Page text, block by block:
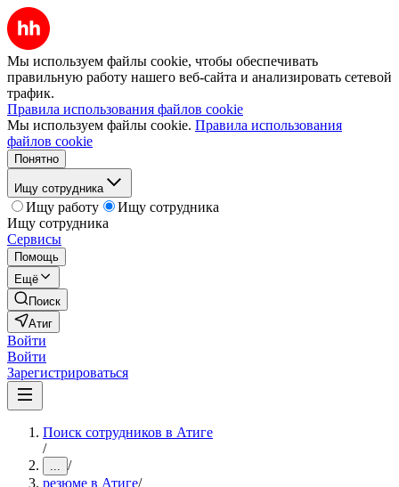
Мы используем файлы cookie, чтобы обеспечивать
правильную работу нашего веб-сайта и анализировать сетевой
трафик.
Правила использования файлов cookie
Мы используем файлы cookie. Правила использования
файлов cookie
Понятно
Ищу сотрудника
Ищу работу
Ищу сотрудника
Ищу сотрудника
Сервисы
Помощь
Ещё
Поиск
Атиг
Войти
Войти
Зарегистрироваться
Поиск сотрудников в Атиге
/
... /
резюме в Атиге/